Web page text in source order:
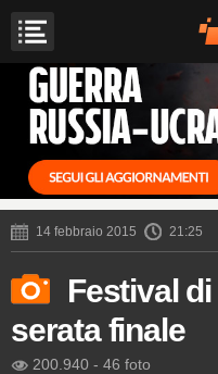
14 febbraio 2015 21:25
Festival
serata finale
200.940 - 46 foto